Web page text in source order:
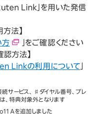
Link」を用いた発信
法】
方
」をご確認ください
方法】
Linkの利用について
サービス、♯ダイヤル番号、プレ
、特典対象外となります
Aを追加しました